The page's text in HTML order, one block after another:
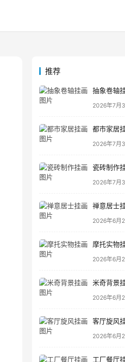
推荐
抽象卷轴
2026年7月
都市家居
2026年7月
瓷砖制作
2026年7月
禅意居士
2026年6月
摩托实物
2026年6月
米奇背景
2026年6月
客厅旋风
2026年6月
工厂餐厅